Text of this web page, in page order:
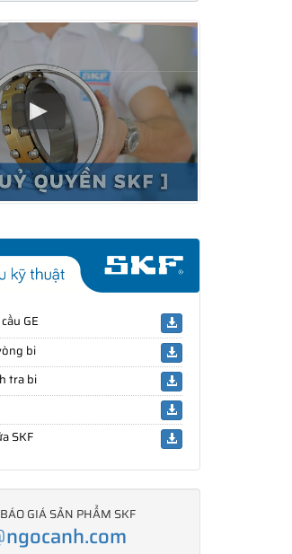
GE
bi
tra bi
SKF
GIÁ SẢN PHẨM SKF